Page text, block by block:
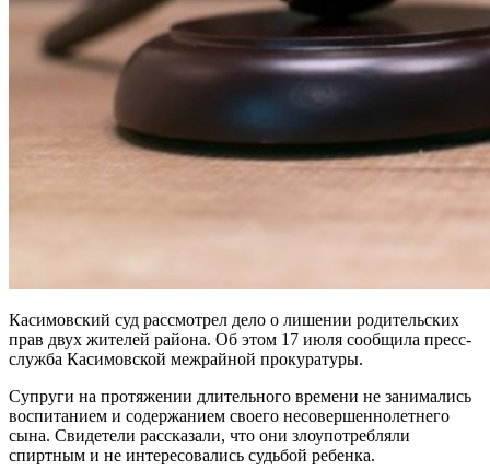
Касимовский суд рассмотрел дело о лишении родительских
прав двух жителей района. Об этом 17 июля сообщила пресс-
служба Касимовской межрайной прокуратуры.
Супруги на протяжении длительного времени не занимались
воспитанием и содержанием своего несовершеннолетнего
сына. Свидетели рассказали, что они злоупотребляли
спиртным и не интересовались судьбой ребенка.